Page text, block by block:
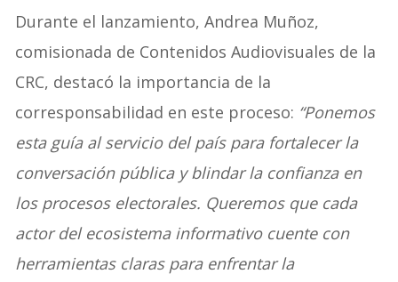
Durante el lanzamiento, Andrea Muñoz,
comisionada de Contenidos Audiovisuales de la
CRC, destacó la importancia de la
corresponsabilidad en este proceso: “Ponemos
esta guía al servicio del país para fortalecer la
conversación pública y blindar la confianza en
los procesos electorales. Queremos que cada
actor del ecosistema informativo cuente con
herramientas claras para enfrentar la